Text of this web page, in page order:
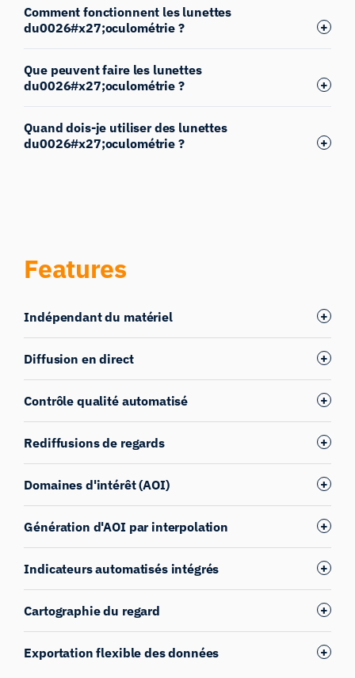
Comment fonctionnent les lunettes
du0026#x27;oculométrie ?
Que peuvent faire les lunettes
du0026#x27;oculométrie ?
Quand dois-je utiliser des lunettes
du0026#x27;oculométrie ?
Features
Indépendant du matériel
Diffusion en direct
Contrôle qualité automatisé
Rediffusions de regards
Domaines d'intérêt (AOI)
Génération d'AOI par interpolation
Indicateurs automatisés intégrés
Cartographie du regard
Exportation flexible des données